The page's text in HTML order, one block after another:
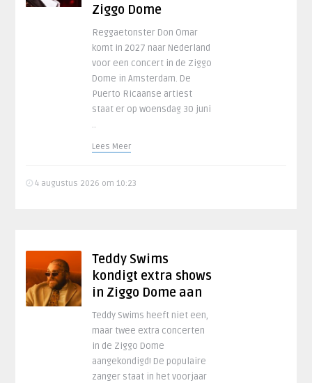
Ziggo Dome
Reggaetonster Don Omar
komt in 2027 naar Nederland
voor een concert in de Ziggo
Dome in Amsterdam. De
Puerto Ricaanse artiest
staat er op woensdag 30 juni
..
Lees Meer
4 augustus 2026 om 10:23
Teddy Swims
kondigt extra shows
in Ziggo Dome aan
Teddy Swims heeft niet een,
maar twee extra concerten
in de Ziggo Dome
aangekondigd! De populaire
zanger staat in het voorjaar